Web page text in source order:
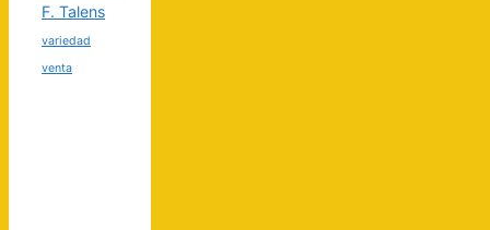
F. Talens
variedad
venta